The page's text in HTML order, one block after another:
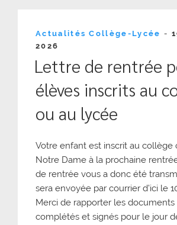
Actualités Collège-Lycée -
2026
Lettre de rentrée
élèves inscrits au
ou au lycée
Votre enfant est inscrit au collège
Notre Dame à la prochaine
de rentrée vous a donc été
sera envoyée par courrier d’ici le
Merci de rapporter les documents
complétés et signés pour le jour